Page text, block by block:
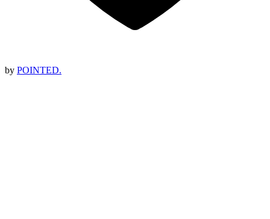
by POINTED.